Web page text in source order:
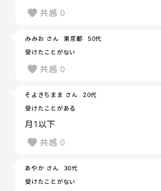
共感 0
みみお さん 東京都
50代
受けたことがない
共感 0
そよきちまま さん
20代
受けたことがある
月1以下
共感 0
あやか さん
30代
受けたことがない